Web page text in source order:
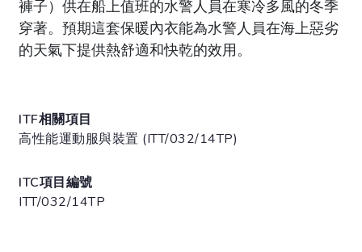
褲子）供在船上值班的水警人員在寒冷多風的冬季
穿著。預期這套保暖內衣能為水警人員在海上惡劣
的天氣下提供熱舒適和快乾的效用。
ITF相關項目
高性能運動服與裝置 (ITT/032/14TP)
ITC項目編號
ITT/032/14TP